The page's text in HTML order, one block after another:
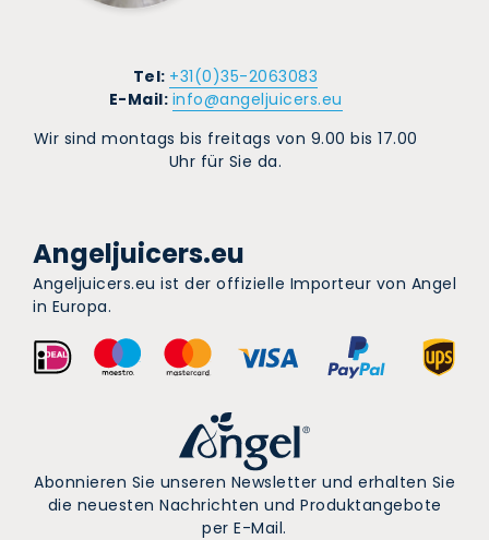
Tel: +31(0)35-2063083
E-Mail: info@angeljuicers.eu
Wir sind montags bis freitags von 9.00 bis 17.00
Uhr für Sie da.
Angeljuicers.eu
Angeljuicers.eu ist der offizielle Importeur von Angel
in Europa.
Abonnieren Sie unseren Newsletter und erhalten Sie
die neuesten Nachrichten und Produktangebote
per E-Mail.